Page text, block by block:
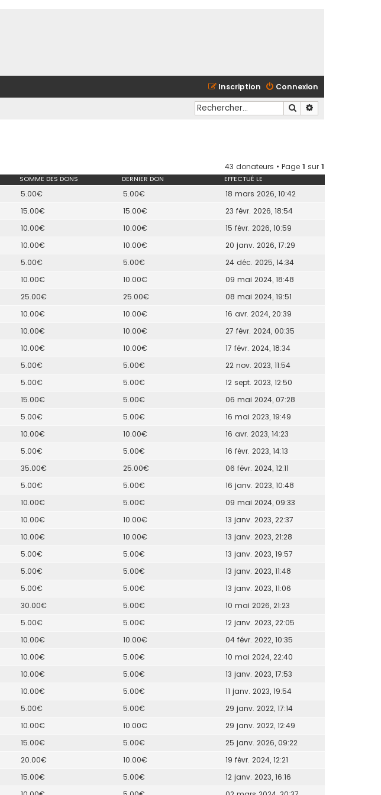
Connexion
Inscription
Rechercher
43 donateurs • Page 1 sur 1
SOMME DES DONS DERNIER DON EFFECTUÉ LE
5.00€ 5.00€
18 mars 2026, 10:42
15.00€ 15.00€
23 févr. 2026, 18:54
10.00€ 10.00€
15 févr. 2026, 10:59
10.00€ 10.00€
20 janv. 2026, 17:29
5.00€ 5.00€
24 déc. 2025, 14:34
10.00€ 10.00€
09 mai 2024, 18:48
25.00€ 25.00€
08 mai 2024, 19:51
10.00€ 10.00€
16 avr. 2024, 20:39
10.00€ 10.00€
27 févr. 2024, 00:35
10.00€ 10.00€
17 févr. 2024, 18:34
5.00€ 5.00€
22 nov. 2023, 11:54
5.00€ 5.00€
12 sept. 2023, 12:50
15.00€ 5.00€
06 mai 2024, 07:28
5.00€ 5.00€
16 mai 2023, 19:49
10.00€ 10.00€
16 avr. 2023, 14:23
5.00€ 5.00€
16 févr. 2023, 14:13
35.00€ 25.00€
06 févr. 2024, 12:11
5.00€ 5.00€
16 janv. 2023, 10:48
10.00€ 5.00€
09 mai 2024, 09:33
10.00€ 10.00€
13 janv. 2023, 22:37
10.00€ 10.00€
13 janv. 2023, 21:28
5.00€ 5.00€
13 janv. 2023, 19:57
5.00€ 5.00€
13 janv. 2023, 11:48
5.00€ 5.00€
13 janv. 2023, 11:06
30.00€ 5.00€
10 mai 2026, 21:23
5.00€ 5.00€
12 janv. 2023, 22:05
10.00€ 10.00€
04 févr. 2022, 10:35
10.00€ 5.00€
10 mai 2024, 22:40
10.00€ 5.00€
13 janv. 2023, 17:53
10.00€ 5.00€
11 janv. 2023, 19:54
5.00€ 5.00€
29 janv. 2022, 17:14
10.00€ 10.00€
29 janv. 2022, 12:49
15.00€ 5.00€
25 janv. 2026, 09:22
20.00€ 10.00€
19 févr. 2024, 12:21
15.00€ 5.00€
12 janv. 2023, 16:16